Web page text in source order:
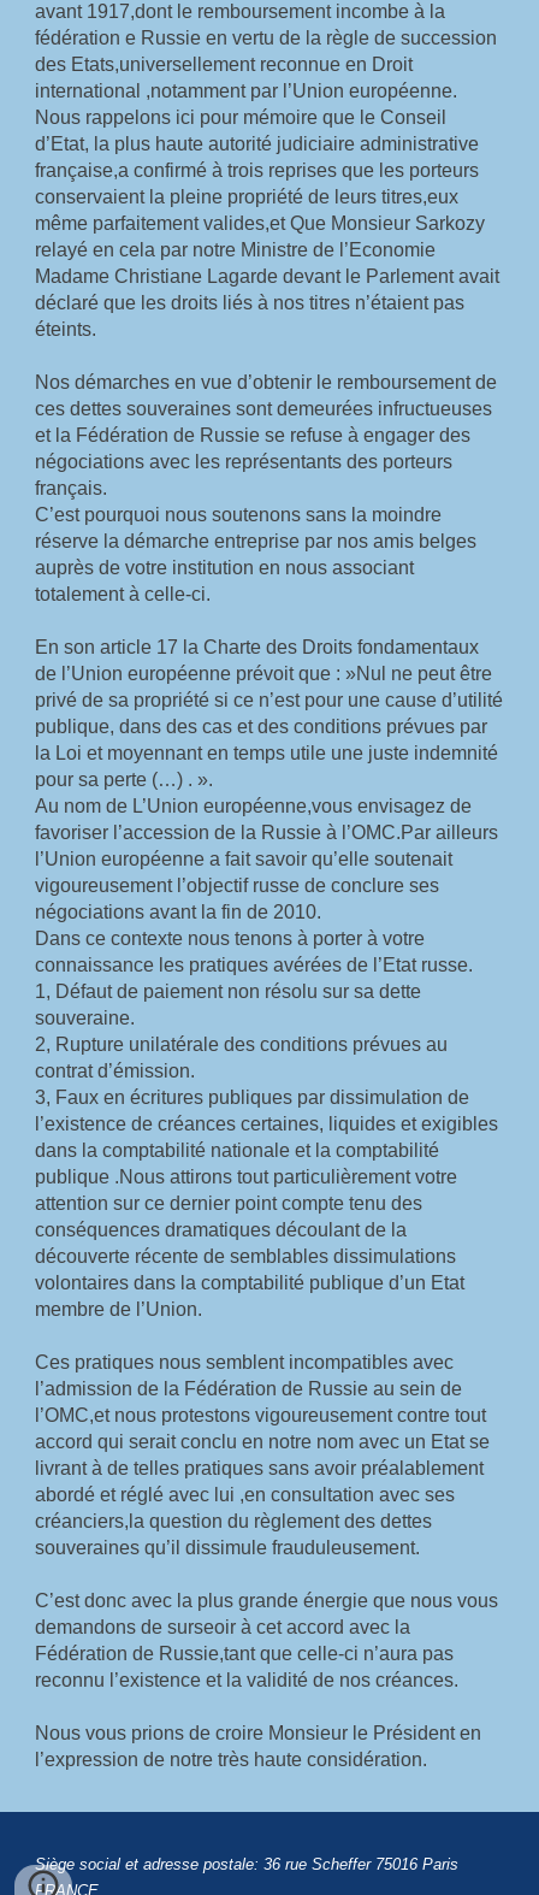
avant 1917,dont le remboursement incombe à la
fédération e Russie en vertu de la règle de succession
des Etats,universellement reconnue en Droit
international ,notamment par l’Union européenne.
Nous rappelons ici pour mémoire que le Conseil
d’Etat, la plus haute autorité judiciaire administrative
française,a confirmé à trois reprises que les porteurs
conservaient la pleine propriété de leurs titres,eux
même parfaitement valides,et Que Monsieur Sarkozy
relayé en cela par notre Ministre de l’Economie
Madame Christiane Lagarde devant le Parlement avait
déclaré que les droits liés à nos titres n’étaient pas
éteints.
Nos démarches en vue d’obtenir le remboursement de
ces dettes souveraines sont demeurées infructueuses
et la Fédération de Russie se refuse à engager des
négociations avec les représentants des porteurs
français.
C’est pourquoi nous soutenons sans la moindre
réserve la démarche entreprise par nos amis belges
auprès de votre institution en nous associant
totalement à celle-ci.
En son article 17 la Charte des Droits fondamentaux
de l’Union européenne prévoit que : »Nul ne peut être
privé de sa propriété si ce n’est pour une cause d’utilité
publique, dans des cas et des conditions prévues par
la Loi et moyennant en temps utile une juste indemnité
pour sa perte (…) . ».
Au nom de L’Union européenne,vous envisagez de
favoriser l’accession de la Russie à l’OMC.Par ailleurs
l’Union européenne a fait savoir qu’elle soutenait
vigoureusement l’objectif russe de conclure ses
négociations avant la fin de 2010.
Dans ce contexte nous tenons à porter à votre
connaissance les pratiques avérées de l’Etat russe.
1, Défaut de paiement non résolu sur sa dette
souveraine.
2, Rupture unilatérale des conditions prévues au
contrat d’émission.
3, Faux en écritures publiques par dissimulation de
l’existence de créances certaines, liquides et exigibles
dans la comptabilité nationale et la comptabilité
publique .Nous attirons tout particulièrement votre
attention sur ce dernier point compte tenu des
conséquences dramatiques découlant de la
découverte récente de semblables dissimulations
volontaires dans la comptabilité publique d’un Etat
membre de l’Union.
Ces pratiques nous semblent incompatibles avec
l’admission de la Fédération de Russie au sein de
l’OMC,et nous protestons vigoureusement contre tout
accord qui serait conclu en notre nom avec un Etat se
livrant à de telles pratiques sans avoir préalablement
abordé et réglé avec lui ,en consultation avec ses
créanciers,la question du règlement des dettes
souveraines qu’il dissimule frauduleusement.
C’est donc avec la plus grande énergie que nous vous
demandons de surseoir à cet accord avec la
Fédération de Russie,tant que celle-ci n’aura pas
reconnu l’existence et la validité de nos créances.
Nous vous prions de croire Monsieur le Président en
l’expression de notre très haute considération.
Siège social et adresse postale:36 rue Scheffer 75016 Paris
FRANCE.